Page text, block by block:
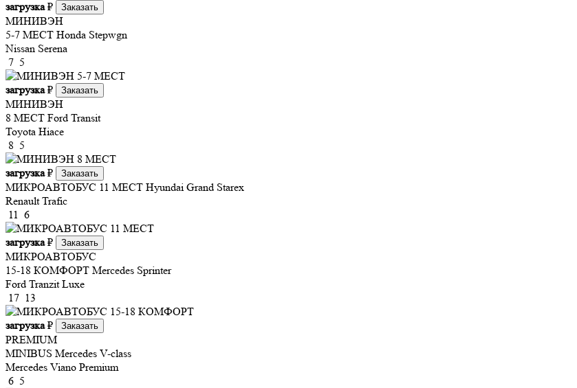
загрузка₽ Заказать
МИНИВЭН
5-7 МЕСТ Honda Stepwgn
Nissan Serena
7 5
загрузка₽ Заказать
МИНИВЭН
8 МЕСТ Ford Transit
Toyota Hiace
8 5
загрузка₽ Заказать
МИКРОАВТОБУС 11 МЕСТ Hyundai Grand Starex
Renault Trafic
11 6
загрузка₽ Заказать
МИКРОАВТОБУС
15-18 КОМФОРТ Mercedes Sprinter
Ford Tranzit Luxe
17 13
загрузка₽ Заказать
PREMIUM
MINIBUS Mercedes V-class
Mercedes Viano Premium
6 5